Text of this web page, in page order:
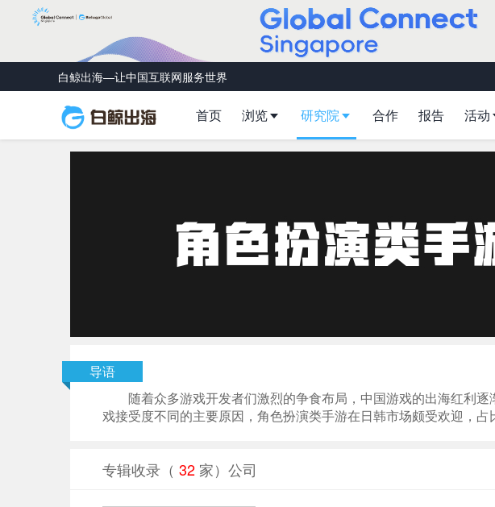
白鲸出海—让中国互联网服务世界
首页 浏览 研究院 合作 报告 活动
导语
随着众多游戏开发者们激烈的争食布局，中国游戏的出海红利
戏接受度不同的主要原因，角色扮演类手游在日韩市场颇受欢迎，
专辑收录（ 32 家）公司